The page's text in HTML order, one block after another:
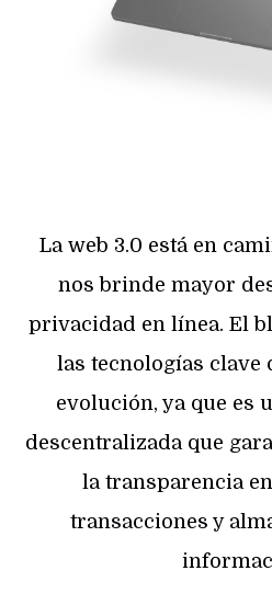
La web 3.0 está en
nos brinde mayor
privacidad en línea. El
las tecnologías clave
evolución, ya que es
descentralizada que
la transparencia
transacciones y